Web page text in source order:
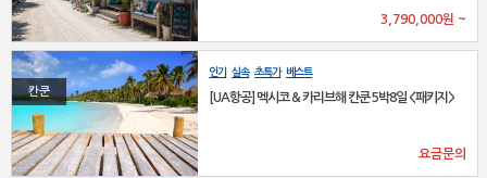
3,790,000원 ~
칸쿤
인기 실속 초특가 베스트
[UA항공] 멕시코 & 카리브해 칸쿤 5박8일 <패키지>
요금문의